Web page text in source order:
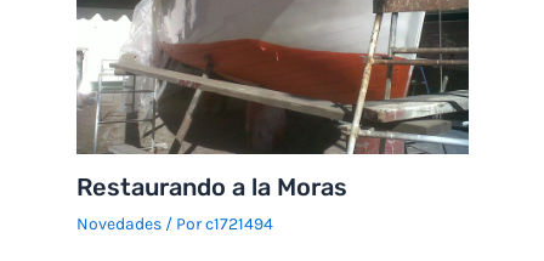
Restaurando a la Moras
Novedades/ Porc1721494